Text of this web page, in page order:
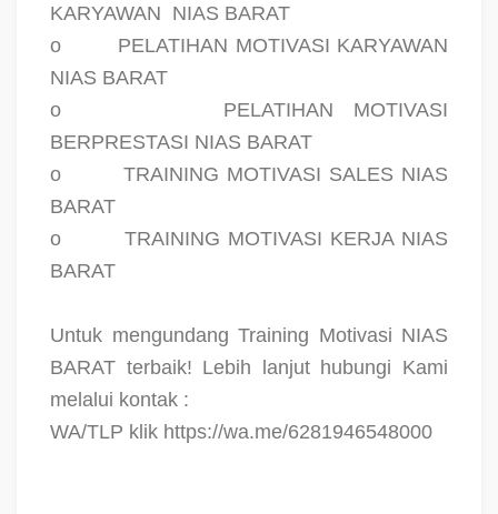
KARYAWAN NIAS BARAT
o
PELATIHAN MOTIVASI KARYAWAN
NIAS BARAT
o
PELATIHAN MOTIVASI
BERPRESTASI NIAS BARAT
o
TRAINING MOTIVASI SALES NIAS
BARAT
o
TRAINING MOTIVASI KERJA NIAS
BARAT
Untuk mengundang Training Motivasi NIAS
BARAT terbaik! Lebih lanjut hubungi Kami
melalui kontak :
WA/TLP klik https://wa.me/6281946548000